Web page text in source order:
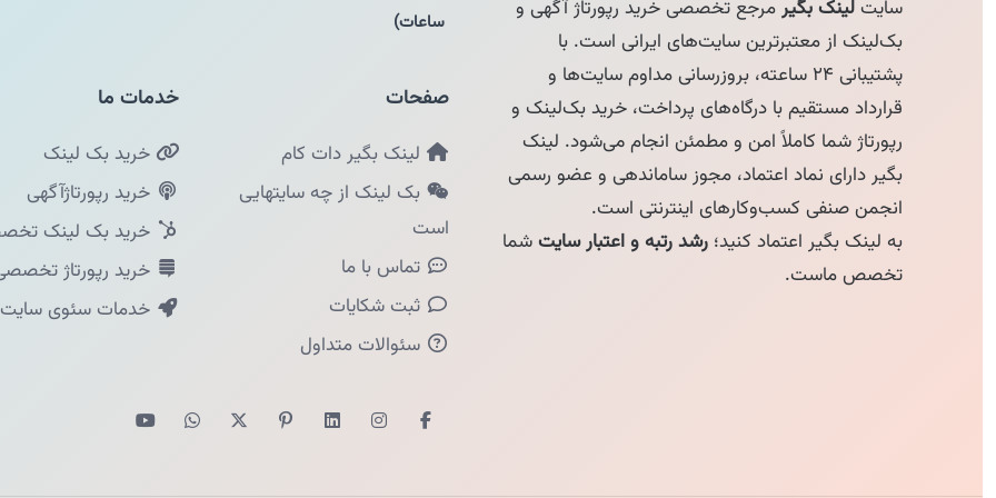
سایتلینک بگیرمرجع تخصصی خرید رپورتاژ آگهی و
بک‌لینک از معتبرترین سایت‌های ایرانی است. با
پشتیبانی ۲۴ ساعته، بروزرسانی مداوم سایت‌ها و
قرارداد مستقیم با درگاه‌های پرداخت، خرید بک‌لینک و
رپورتاژ شما کاملاً امن و مطمئن انجام می‌شود. لینک
بگیر دارای نماد اعتماد، مجوز ساماندهی و عضو رسمی
انجمن صنفی کسب‌وکارهای اینترنتی است.
به لینک بگیر اعتماد کنید؛رشد رتبه و اعتبار سایتشما
تخصص ماست.
ساعات)
صفحات
لینک بگیر دات کام
بک لینک از چه سایتهایی
است
تماس با ما
ثبت شکایات
سئوالات متداول
خدمات ما
خرید بک لینک
خرید رپورتاژآگهی
خرید بک لینک
خرید رپورتاژ تخصصی
خدمات سئوی سایت